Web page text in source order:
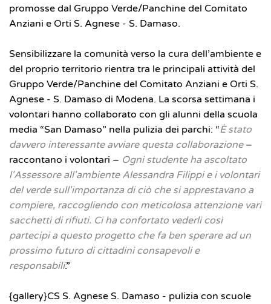
promosse dal Gruppo Verde/Panchine del Comitato
Anziani e Orti S. Agnese - S. Damaso.
Sensibilizzare la comunità verso la cura dell’ambiente e
del proprio territorio rientra tra le principali attività del
Gruppo Verde/Panchine del Comitato Anziani e Orti S.
Agnese - S. Damaso di Modena. La scorsa settimana i
volontari hanno collaborato con gli alunni della scuola
media “San Damaso” nella pulizia dei parchi: “È stato
davvero interessante avviare questa collaborazione–
raccontano i volontari – Ognistudente ha ascoltato
l'Assessore all'ambiente Alessandra Filippi e i volontari
del verde sull'importanza di ciò che si apprestavano a
compiere, raccogliendo con meticolosa attenzione vari
sacchetti di rifiuti. Ci ha confortato vederli così
partecipi a questo progetto che fa ben sperare ad un
prossimo futuro di cittadini consapevoli e
responsabili.”
{gallery}CS S. Agnese S. Damaso - pulizia con scuole